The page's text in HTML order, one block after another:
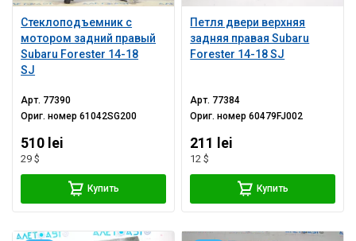
Стеклоподъемник с
мотором задний правый
Subaru Forester 14-18
SJ
Арт. 77390
Ориг. номер61042SG200
510 lei
29 $
Купить
Петля двери верхняя
задняя правая Subaru
Forester 14-18 SJ
Арт. 77384
Ориг. номер60479FJ002
211 lei
12 $
Купить